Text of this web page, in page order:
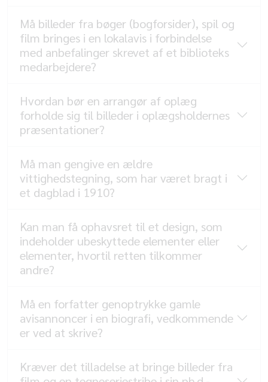
Må billeder fra bøger (bogforsider), spil og
film bringes i en lokalavis i forbindelse
med anbefalinger skrevet af et biblioteks
medarbejdere?
Hvordan bør en arrangør af oplæg
forholde sig til billeder i oplægsholdernes
præsentationer?
Må man gengive en ældre
vittighedstegning, som har været bragt i
et dagblad i 1910?
Kan man få ophavsret til et design, som
indeholder ubeskyttede elementer eller
elementer, hvortil retten tilkommer
andre?
Må en forfatter genoptrykke gamle
avisannoncer i en biografi, vedkommende
er ved at skrive?
Kræver det tilladelse at bringe billeder fra